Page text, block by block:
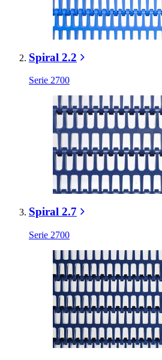
Spiral 2.2
Serie 2700
Spiral 2.7
Serie 2700